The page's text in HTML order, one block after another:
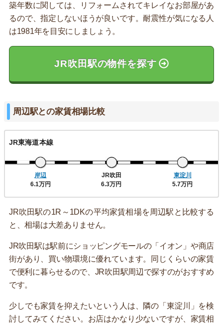
築年数に関しては、リフォームされてキレイなお部屋があ
るので、指定しないほうが良いです。耐震性が気になる人
は1981年を目安にしましょう。
JR吹田駅の物件を探す
周辺駅との家賃相場比較
JR東海道本線
岸辺
6.1万円
JR吹田
6.3万円
東淀川
5.7万円
JR吹田駅の1R～1DKの平均家賃相場を周辺駅と比較する
と、相場は大差ありません。
JR吹田駅は駅前にショッピングモールの「イオン」や商店
街があり、買い物環境に優れています。同じくらいの家賃
で便利に暮らせるので、JR吹田駅周辺で探すのがおすすめ
です。
少しでも家賃を抑えたいという人は、隣の「東淀川」を検
討してみてください。お店はかなり少ないですが、家賃相